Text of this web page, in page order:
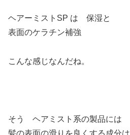
ヘアーミストSP は 保湿と
表面のケラチン補強
こんな感じなんだね。
そう ヘアミスト系の製品には
髪の表面の滑りを良くする成分は